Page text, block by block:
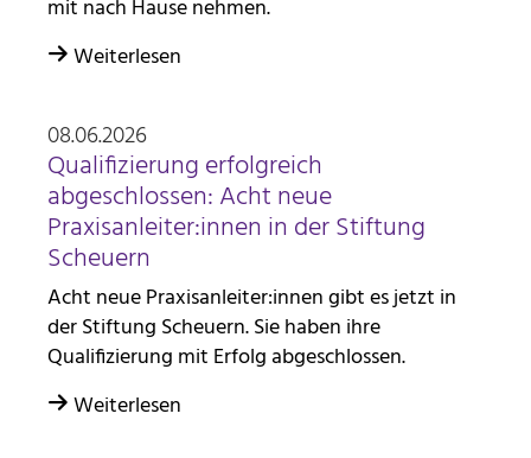
mit nach Hause nehmen.
Weiterlesen
08.06.2026
Qualifizierung erfolgreich
abgeschlossen: Acht neue
Praxisanleiter:innen in der Stiftung
Scheuern
Acht neue Praxisanleiter:innen gibt es jetzt in
der Stiftung Scheuern. Sie haben ihre
Qualifizierung mit Erfolg abgeschlossen.
Weiterlesen